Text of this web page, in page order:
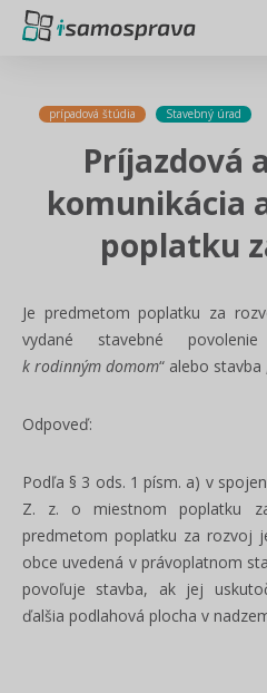
prípadová štúdia Stavebný úrad
Príjazdová
komunikácia
poplatku
Je predmetom poplatku za
vydané stavebné
k rodinným domom“ alebo stavba
Odpoveď:
Podľa § 3 ods. 1 písm. a) v
Z. z. o miestnom poplatku
predmetom poplatku za rozvoj
obce uvedená v právoplatnom
povoľuje stavba, ak jej
ďalšia podlahová plocha v